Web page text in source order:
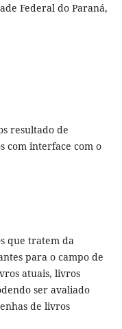
Federal do Paraná,
resultado de
com interface com o
que tratem da
para o campo de
atuais, livros
ser avaliado
de livros